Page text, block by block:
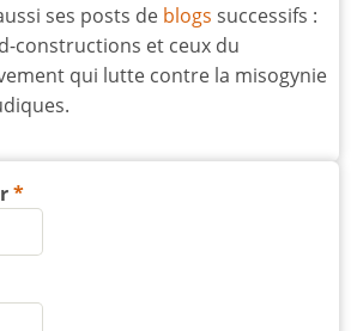
ses posts de blogs successifs :
constructions et ceux du
qui lutte contre la misogynie